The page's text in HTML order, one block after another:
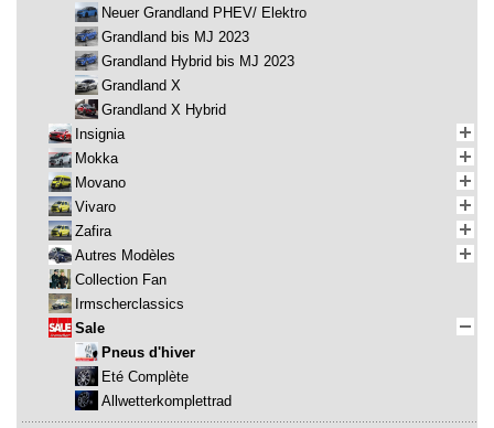
Neuer Grandland PHEV/ Elektro
Grandland bis MJ 2023
Grandland Hybrid bis MJ 2023
Grandland X
Grandland X Hybrid
Insignia
Mokka
Movano
Vivaro
Zafira
Autres Modèles
Collection Fan
Irmscherclassics
Sale
Pneus d'hiver
Eté Complète
Allwetterkomplettrad